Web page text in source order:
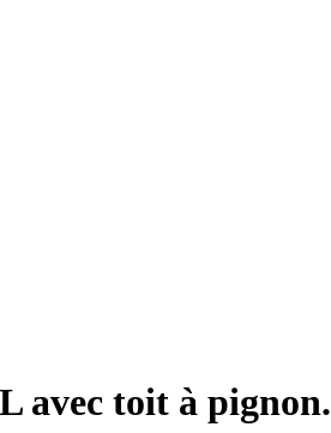
avec toit à pignon.